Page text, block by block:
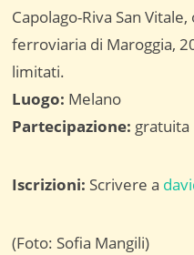
Capolago-Riva San
ferroviaria di Maroggia,
limitati.
Luogo: Melano
Partecipazione: gratuita
Iscrizioni: Scrivere a
(Foto: Sofia Mangili)